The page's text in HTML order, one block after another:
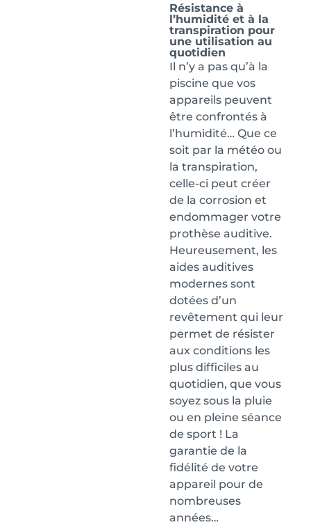
Résistance à
l’humidité et à la
transpiration pour
une utilisation au
quotidien
Il n’y a pas qu’à la
piscine que vos
appareils peuvent
être confrontés à
l’humidité… Que ce
soit par la météo ou
la transpiration,
celle-ci peut créer
de la corrosion et
endommager votre
prothèse auditive.
Heureusement, les
aides auditives
modernes sont
dotées d’un
revêtement qui leur
permet de résister
aux conditions les
plus difficiles au
quotidien, que vous
soyez sous la pluie
ou en pleine séance
de sport ! La
garantie de la
fidélité de votre
appareil pour de
nombreuses
années…